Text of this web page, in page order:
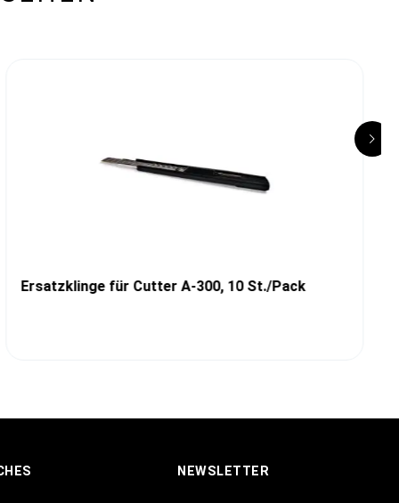
Ersatzklinge für Cutter A-300, 10 St./Pack
NEWSLETTER